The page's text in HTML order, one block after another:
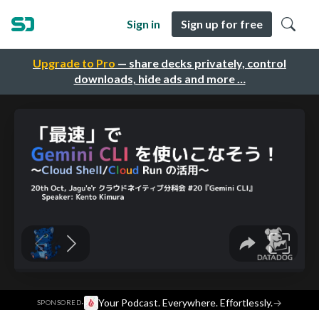
Upgrade to Pro — share decks privately, control
downloads, hide ads and more …
Sign in Sign up for free
SPONSORED· Your Podcast. Everywhere. Effortlessly.→